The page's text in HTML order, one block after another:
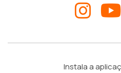
Instala a